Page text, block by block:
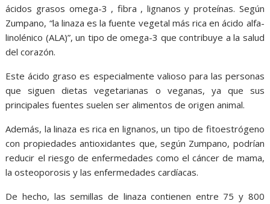
ácidos grasos omega-3 , fibra , lignanos y proteínas. Según
Zumpano, “la linaza es la fuente vegetal más rica en ácido alfa-
linolénico (ALA)”, un tipo de omega-3 que contribuye a la salud
del corazón.
Este ácido graso es especialmente valioso para las personas
que siguen dietas vegetarianas o veganas, ya que sus
principales fuentes suelen ser alimentos de origen animal.
Además, la linaza es rica en lignanos, un tipo de fitoestrógeno
con propiedades antioxidantes que, según Zumpano, podrían
reducir el riesgo de enfermedades como el cáncer de mama,
la osteoporosis y las enfermedades cardíacas.
De hecho, las semillas de linaza contienen entre 75 y 800